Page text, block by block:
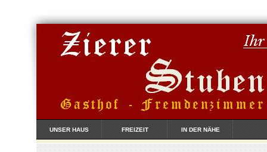
UNSER HAUS FREIZEIT IN DER NÄHE